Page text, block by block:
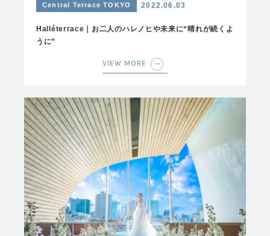
Central Terrace TOKYO 2022.06.03
Halléterrace｜お二人のハレノヒや未来に“晴れが続くよ
うに”
VIEW MORE